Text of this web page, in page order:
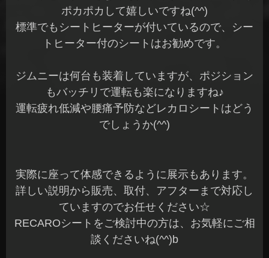
ポカポカして嬉しいですね(^^)
標準でもシートヒーターが付いているので、シー
トヒーター付のシートはお勧めです。
ジムニーは何台も装着していますが、ポジション
もバッチリで運転も楽になりますね♪
運転疲れ低減や腰痛予防などレカロシートはどう
でしょうか(^^)
実際に座って体感できるように展示もあります。
詳しい説明から販売、取付、アフターまで対応し
ていますのでお任せください☆
RECAROシートをご検討中の方は、お気軽にご相
談くださいね(^^)b